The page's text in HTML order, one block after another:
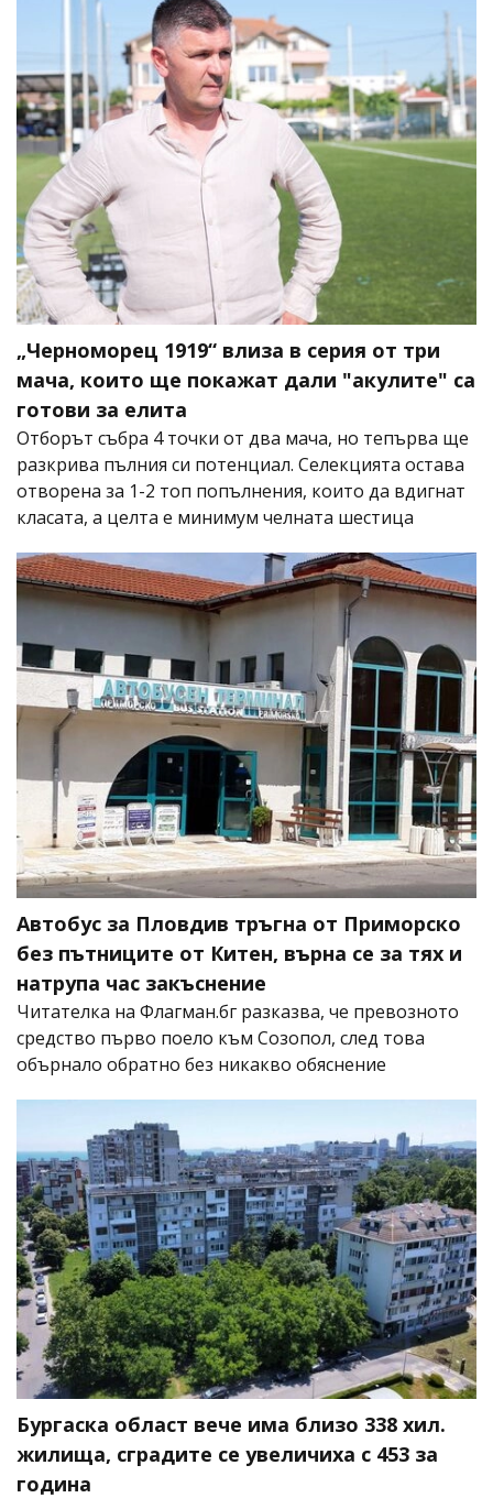
„Черноморец 1919“ влиза в серия от три
мача, които ще покажат дали "акулите" са
готови за елита
Отборът събра 4 точки от два мача, но тепърва ще
разкрива пълния си потенциал. Селекцията остава
отворена за 1-2 топ попълнения, които да вдигнат
класата, а целта е минимум челната шестица
Автобус за Пловдив тръгна от Приморско
без пътниците от Китен, върна се за тях и
натрупа час закъснение
Читателка на Флагман.бг разказва, че превозното
средство първо поело към Созопол, след това
обърнало обратно без никакво обяснение
Бургаска област вече има близо 338 хил.
жилища, сградите се увеличиха с 453 за
година